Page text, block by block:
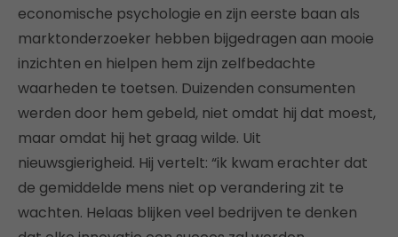
economische psychologie en zijn eerste baan als
marktonderzoeker hebben bijgedragen aan mooie
inzichten en hielpen hem zijn zelfbedachte
waarheden te toetsen. Duizenden consumenten
werden door hem gebeld, niet omdat hij dat moest,
maar omdat hij het graag wilde. Uit
nieuwsgierigheid. Hij vertelt: “ik kwam erachter dat
de gemiddelde mens niet op verandering zit te
wachten. Helaas blijken veel bedrijven te denken